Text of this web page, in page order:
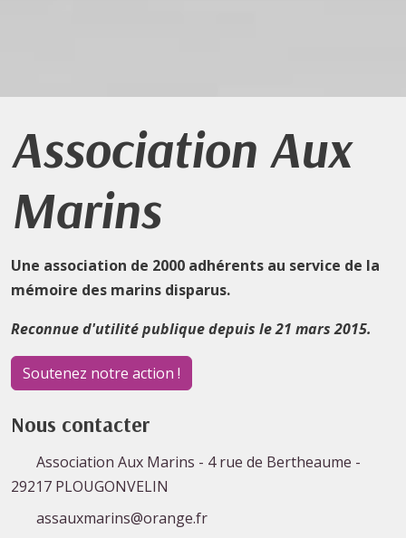
Association Aux
Marins
Une association de 2000 adhérents au service de la
mémoire des marins disparus.
Reconnue d'utilité publique depuis le 21 mars 2015.
Soutenez notre action !
Nous contacter
Association Aux Marins - 4 rue de Bertheaume -
29217 PLOUGONVELIN
assauxmarins@orange.fr